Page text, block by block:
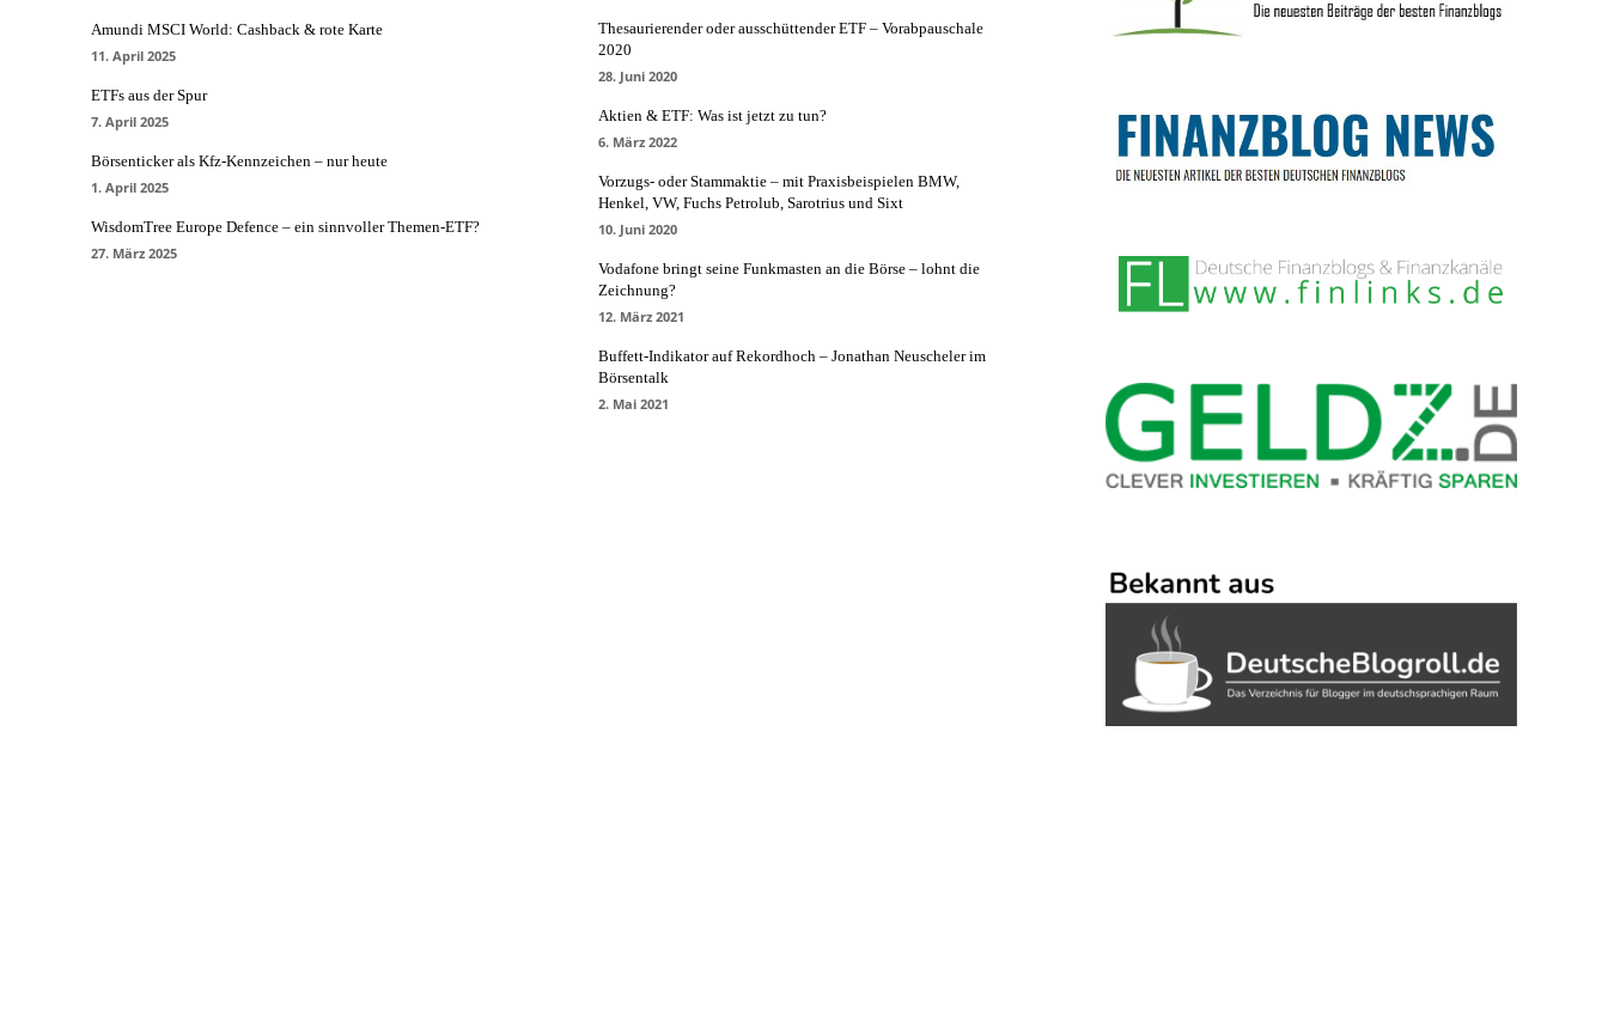
Amundi MSCI World: Cashback & rote Karte
11. April 2025
ETFs aus der Spur
7. April 2025
Börsenticker als Kfz-Kennzeichen – nur heute
1. April 2025
WisdomTree Europe Defence – ein sinnvoller Themen-ETF?
27. März 2025
Thesaurierender oder ausschüttender ETF – Vorabpauschale
2020
28. Juni 2020
Aktien & ETF: Was ist jetzt zu tun?
6. März 2022
Vorzugs- oder Stammaktie – mit Praxisbeispielen BMW,
Henkel, VW, Fuchs Petrolub, Sarotrius und Sixt
10. Juni 2020
Vodafone bringt seine Funkmasten an die Börse – lohnt die
Zeichnung?
12. März 2021
Buffett-Indikator auf Rekordhoch – Jonathan Neuscheler im
Börsentalk
2. Mai 2021